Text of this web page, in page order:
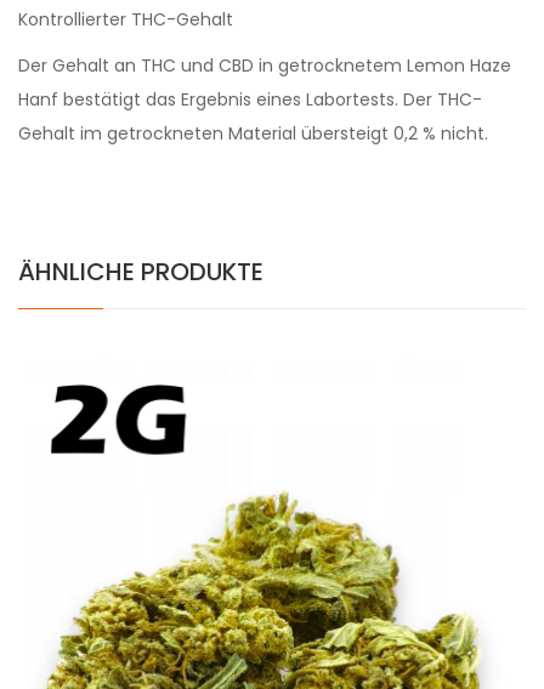
Kontrollierter THC-Gehalt
Der Gehalt an THC und CBD in getrocknetem Lemon Haze
Hanf bestätigt das Ergebnis eines Labortests. Der THC-
Gehalt im getrockneten Material übersteigt 0,2 % nicht.
ÄHNLICHE PRODUKTE